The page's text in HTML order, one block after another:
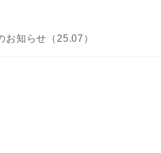
お知らせ（25.07）